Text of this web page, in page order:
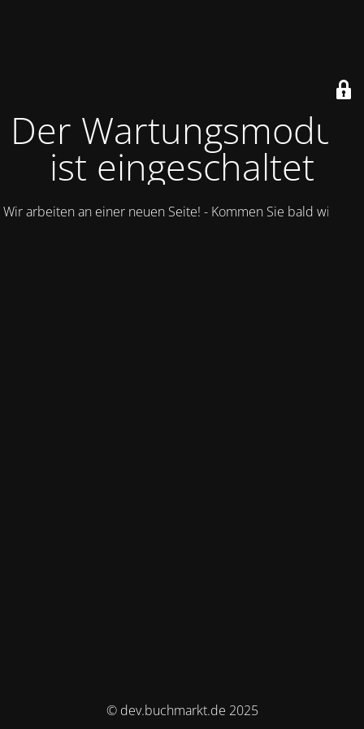
Der Wartungsmodus
ist eingeschaltet
Wir arbeiten an einer neuen Seite! - Kommen Sie bald wieder.
© dev.buchmarkt.de 2025